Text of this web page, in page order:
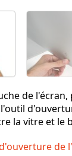
de
la vitre et le
de